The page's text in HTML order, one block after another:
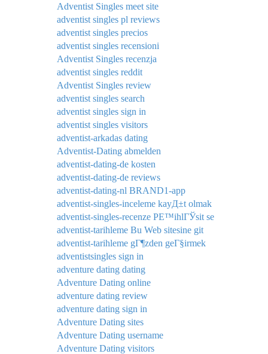
Adventist Singles meet site
adventist singles pl reviews
adventist singles precios
adventist singles recensioni
Adventist Singles recenzja
adventist singles reddit
Adventist Singles review
adventist singles search
adventist singles sign in
adventist singles visitors
adventist-arkadas dating
Adventist-Dating abmelden
adventist-dating-de kosten
adventist-dating-de reviews
adventist-dating-nl BRAND1-app
adventist-singles-inceleme kayД±t olmak
adventist-singles-recenze PЕ™ihlГЎsit se
adventist-tarihleme Bu Web sitesine git
adventist-tarihleme gГ¶zden geГ§irmek
adventistsingles sign in
adventure dating dating
Adventure Dating online
adventure dating review
adventure dating sign in
Adventure Dating sites
Adventure Dating username
Adventure Dating visitors